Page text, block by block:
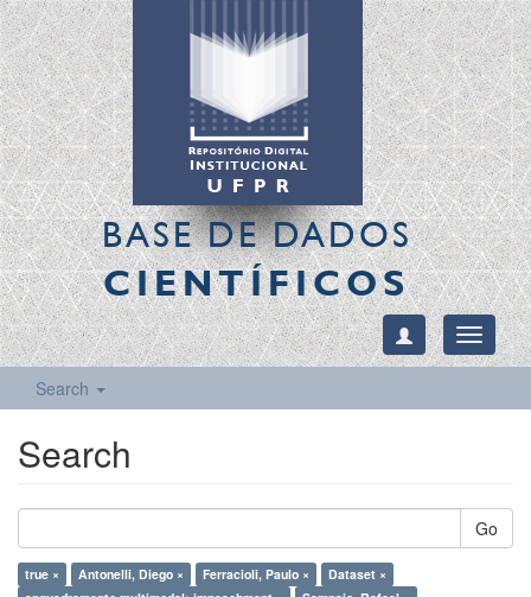
BASE DE DADOS
CIENTÍFICOS
Toggle
Search
Search
Go
true × Antonelli, Diego × Ferracioli, Paulo ×
Dataset ×